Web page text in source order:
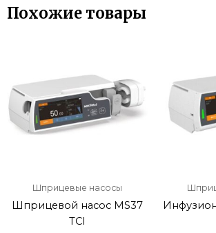
Похожие товары
Шприцевые насосы
Шприцевой насос MS37
TCI